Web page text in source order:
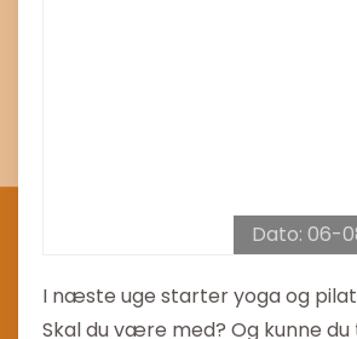
Dato: 06-
I næste uge starter yoga og
Skal du være med? Og kunne